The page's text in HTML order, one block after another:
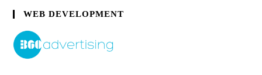
WEB DEVELOPMENT